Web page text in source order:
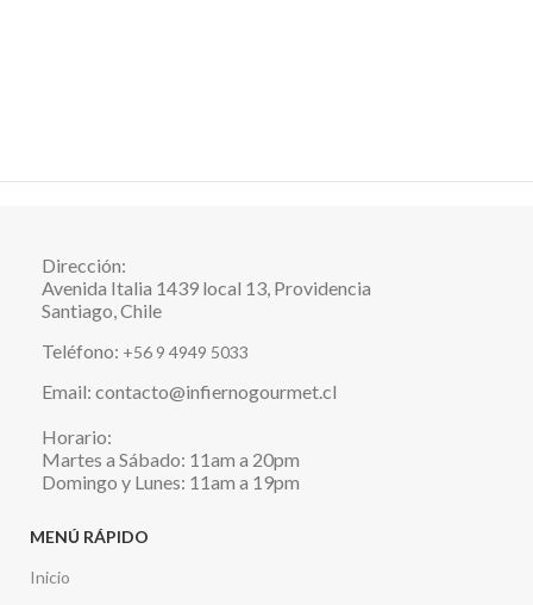
Dirección:
Avenida Italia 1439 local 13, Providencia
Santiago, Chile
Teléfono: +56 9 4949 5033
Email: contacto@infiernogourmet.cl
Horario:
Martes a Sábado: 11am a 20pm
Domingo y Lunes: 11am a 19pm
MENÚ RÁPIDO
Inicio